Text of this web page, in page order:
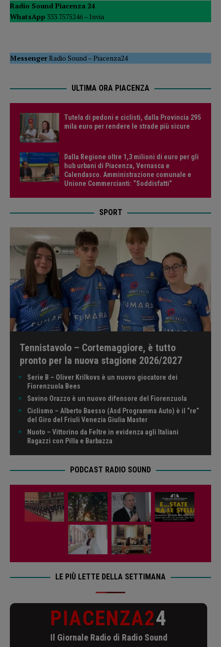
Radio Sound Piacenza 24
WhatsApp 333 7575246 – Invia
MessengerRadio Sound –Piacenza24
ULTIMA ORA PIACENZA
Tutela di pedoni e ciclisti, dalla Provincia 295
mila euro per rendere le strade più sicure
Dalla Regione oltre 1,3 milioni di euro per gli
hub urbani di Piacenza, Vernasca e
Calendasco. Amministrazione comunale e
Unione Commercianti: “Soddisfatti”
SPORT
Tennistavolo – Cortemaggiore, è tutto
pronto per la nuova stagione 2026/2027
Serie B – Oliver Krilkovs è un nuovo giocatore dei
Fiorenzuola Bees
Savino Orazzo è un nuovo difensore del Fiorenzuola
Ciclismo – Alberto Baesso (Asd Programma Auto) è il “re”
del Giro del Friuli Venezia Giulia Master
Nuoto – Vittorino da Feltre in evidenza agli Italiani
Ragazzi con Pilla e Barbazza
PODCAST RADIO SOUND
LE PIÙ LETTE DELLA SETTIMANA
PIACENZA24
Il Giornale Radio di Radio Sound